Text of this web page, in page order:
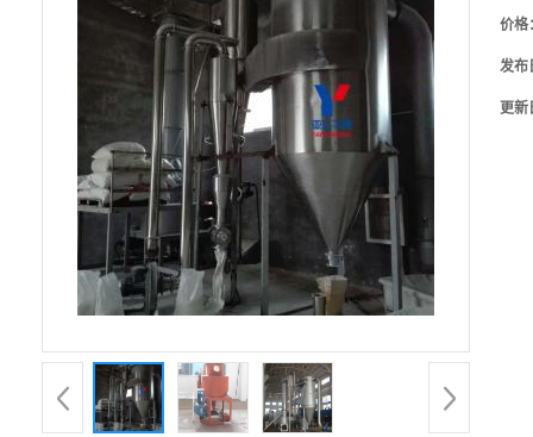
价格
发布
更新